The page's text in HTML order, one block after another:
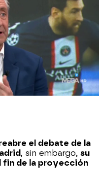
2023, 06:00
01:18
el debate de la
, sin embargo, su
fin de la proyección